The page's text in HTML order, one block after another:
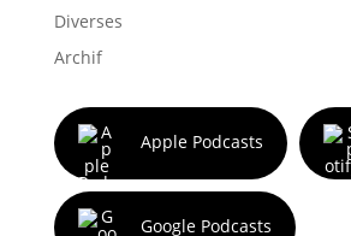
Diverses
Archif
Apple Podcasts
Google Podcasts